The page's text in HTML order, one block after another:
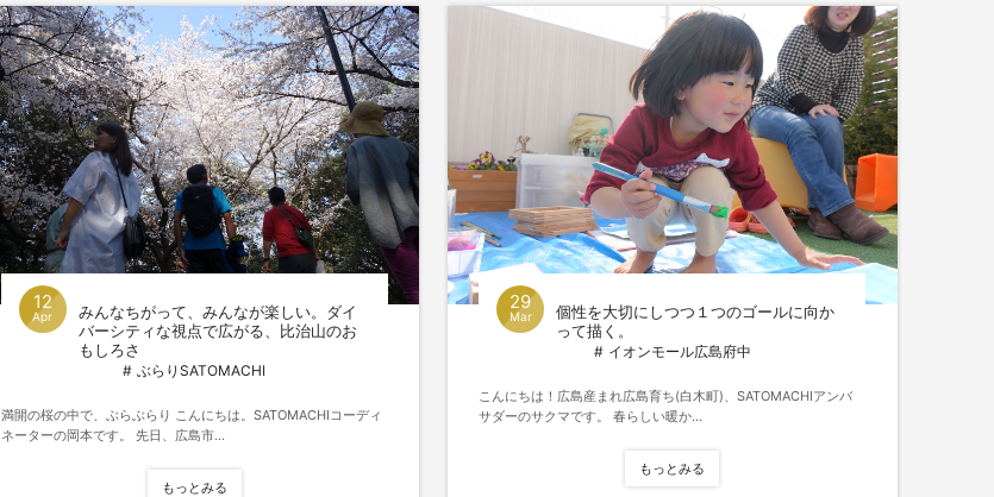
12
Apr
みんなちがって、みんなが楽しい。ダイ
バーシティな視点で広がる、比治山のお
もしろさ
ぶらりSATOMACHI
満開の桜の中で、ぶらぶらり こんにちは。SATOMACHIコーディ
ネーターの岡本です。 先日、広島市...
もっとみる
29
Mar
個性を大切にしつつ１つのゴールに向か
って描く。
イオンモール広島府中
こんにちは！広島産まれ広島育ち(白木町)、SATOMACHIアンバ
サダーのサクマです。 春らしい暖か...
もっとみる